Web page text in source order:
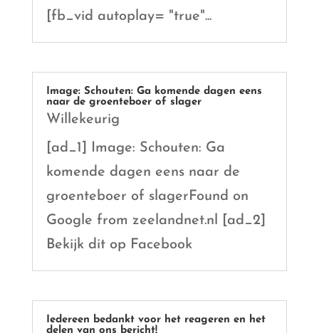
[fb_vid autoplay= "true"...
Image: Schouten: Ga komende dagen eens
naar de groenteboer of slager
Willekeurig
[ad_1] Image: Schouten: Ga
komende dagen eens naar de
groenteboer of slagerFound on
Google from zeelandnet.nl [ad_2]
Bekijk dit op Facebook
Iedereen bedankt voor het reageren en het
delen van ons bericht!